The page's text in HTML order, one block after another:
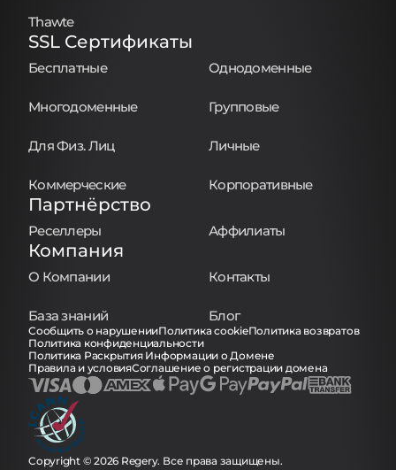
Thawte
SSL Сертификаты
Бесплатные Однодоменные
Многодоменные Групповые
Для Физ. Лиц Личные
Коммерческие Корпоративные
Партнёрство
Реселлеры Аффилиаты
Компания
О Компании Контакты
База знаний Блог
Сообщить о нарушенииПолитика cookieПолитика возвратов
Политика конфиденциальности
Политика Раскрытия Информации о Домене
Правила и условияСоглашение о регистрации домена
Copyright © 2026 Regery. Все права защищены.